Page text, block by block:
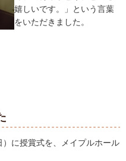
嬉しいです。」という言葉
をいただきました。
）に授賞式を、メイプルホール